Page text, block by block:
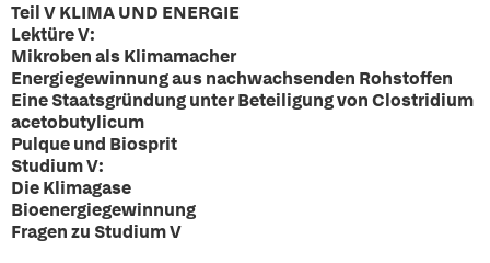
Teil V KLIMA UND ENERGIE
Lektüre V:
Mikroben als Klimamacher
Energiegewinnung aus nachwachsenden Rohstoffen
Eine Staatsgründung unter Beteiligung von Clostridium
acetobutylicum
Pulque und Biosprit
Studium V:
Die Klimagase
Bioenergiegewinnung
Fragen zu Studium V